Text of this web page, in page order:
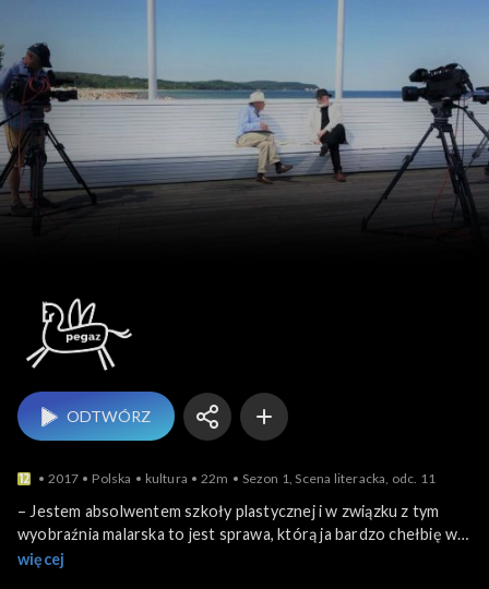
ODTWÓRZ
2017 Polska kultura 22m Sezon 1, Scena literacka, odc. 11
– Jestem absolwentem szkoły plastycznej i w związku z tym
wyobraźnia malarska to jest sprawa, którą ja bardzo chełbię w
literaturze. Bardzo lubię pisarzy, którzy malują słowem – mówi
więcej